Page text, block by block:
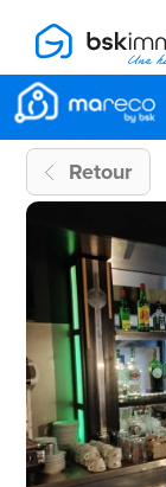
Retour